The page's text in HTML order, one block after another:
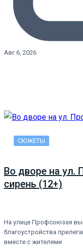
Авг 6, 2026
СЮЖЕТЫ
Во дворе на ул.
сирень (12+)
На улице Профсоюзая
благоустройства
вместе с жителями